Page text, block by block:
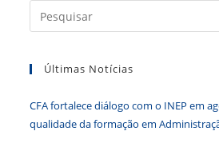
Últimas Notícias
CFA fortalece diálogo com o INEP em
qualidade da formação em